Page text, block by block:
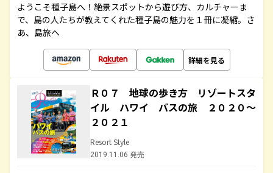
ようこそ種子島へ！絶景スポットから遊び方、カルチャーま
で、島の人たちが教えてくれた種子島の魅力を１冊に凝縮。さ
あ、島旅へ
詳細を見る
Ｒ０７ 地球の歩き方 リゾートスタ
イル ハワイ バスの旅 ２０２０～
２０２１
Resort Style
2019.11.06 発売